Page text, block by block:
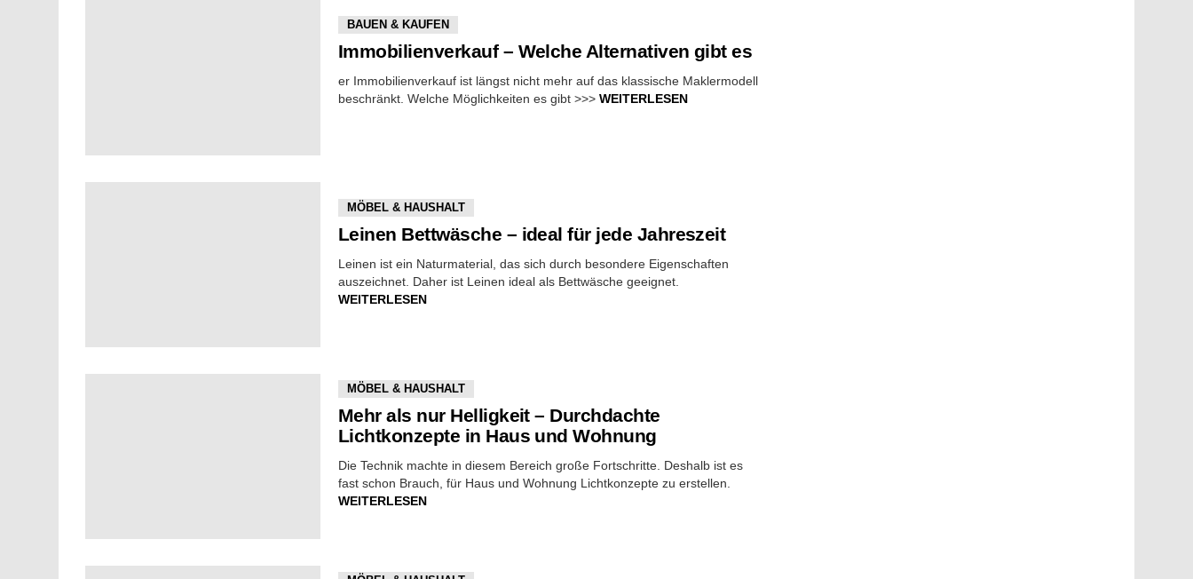
BAUEN & KAUFEN
Immobilienverkauf – Welche Alternativen gibt es
er Immobilienverkauf ist längst nicht mehr auf das klassische Maklermodell
beschränkt. Welche Möglichkeiten es gibt >>> WEITERLESEN
MÖBEL & HAUSHALT
Leinen Bettwäsche – ideal für jede Jahreszeit
Leinen ist ein Naturmaterial, das sich durch besondere Eigenschaften
auszeichnet. Daher ist Leinen ideal als Bettwäsche geeignet.
WEITERLESEN
MÖBEL & HAUSHALT
Mehr als nur Helligkeit – Durchdachte
Lichtkonzepte in Haus und Wohnung
Die Technik machte in diesem Bereich große Fortschritte. Deshalb ist es
fast schon Brauch, für Haus und Wohnung Lichtkonzepte zu erstellen.
WEITERLESEN